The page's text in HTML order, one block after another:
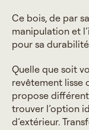
Ce bois, de par
manipulation et
pour sa
Quelle que soit
revêtement lisse
propose
trouver l’option
d’extérieur.